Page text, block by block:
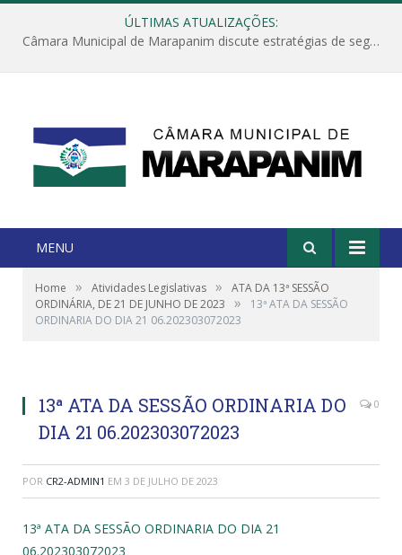
ÚLTIMAS ATUALIZAÇÕES:
Câmara Municipal de Marapanim discute estratégias de segurança com autoridades e poder executivo
MENU
Home » Atividades Legislativas »
ATA DA 13ª SESSÃO
ORDINÁRIA, DE 21 DE JUNHO DE 2023
»
13ª ATA DA SESSÃO
ORDINARIA DO DIA 21 06.202303072023
13ª ATA DA SESSÃO ORDINARIA DO
DIA 21 06.202303072023
0
POR CR2-ADMIN1 EM 3 DE JULHO DE 2023
13ª ATA DA SESSÃO ORDINARIA DO DIA 21
06.202303072023